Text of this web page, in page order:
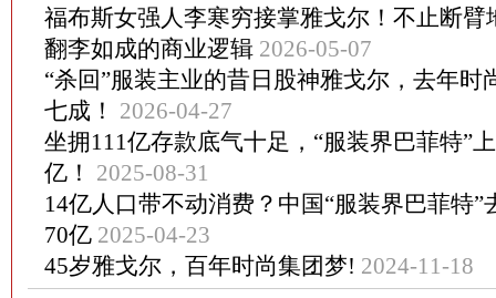
福布斯女强人李寒穷接掌雅戈尔！不止断臂
翻李如成的商业逻辑 2026-05-07
“杀回”服装主业的昔日股神雅戈尔，去年时
七成！
2026-04-27
坐拥111亿存款底气十足，“服装界巴菲特”
亿！
2025-08-31
14亿人口带不动消费？中国“服装界巴菲特”
70亿 2025-04-23
45岁雅戈尔，百年时尚集团梦! 2024-11-18